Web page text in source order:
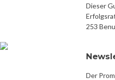
Dieser
253
Der